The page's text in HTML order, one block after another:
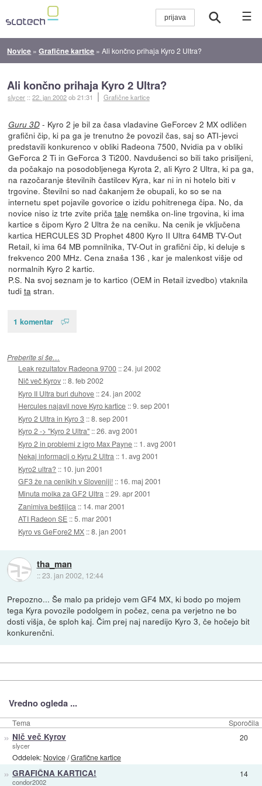
☰
Novice »Grafične kartice »Ali končno prihaja Kyro 2 Ultra?
Ali končno prihaja Kyro 2 Ultra?
slycer ::22. jan 2002ob 21:31 Grafične kartice
Guru 3D- Kyro 2 je bil za časa vladavine GeForcev 2 MX odličen
grafični čip, ki pa ga je trenutno že povozil čas, saj so ATI-jevci
predstavili konkurenco v obliki Radeona 7500, Nvidia pa v obliki
GeForca 2 Ti in GeForca 3 Ti200. Navdušenci so bili tako prisiljeni,
da počakajo na posodobljenega Kyrota 2, ali Kyro 2 Ultra, ki pa ga,
na razočaranje številnih častilcev Kyra, kar ni in ni hotelo biti v
trgovine. Številni so nad čakanjem že obupali, ko so se na
internetu spet pojavile govorice o izidu pohitrenega čipa. No, da
novice niso iz trte zvite priča tale nemška on-line trgovina, ki ima
kartice s čipom Kyro 2 Ultra že na ceniku. Na cenik je vključena
kartica HERCULES 3D Prophet 4800 Kyro II Ultra 64MB TV-Out
Retail, ki ima 64 MB pomnilnika, TV-Out in grafični čip, ki deluje s
frekvenco 200 MHz. Cena znaša 136 , kar je malenkost višje od
normalnih Kyro 2 kartic.
P.S. Na svoj seznam je to kartico (OEM in Retail izvedbo) vtaknila
tudi ta stran.
1 komentar
Preberite si še…
Leak rezultatov Radeona 9700 ::24. jul 2002
Nič več Kyrov ::8. feb 2002
Kyro II Ultra buri duhove ::24. jan 2002
Hercules najavil nove Kyro kartice ::9. sep 2001
Kyro 2 Ultra in Kyro 3 ::8. sep 2001
Kyro 2 -> "Kyro 2 Ultra" ::26. avg 2001
Kyro 2 in problemi z igro Max Payne :: 1. avg 2001
Nekaj informacij o Kyru 2 Ultra :: 1. avg 2001
Kyro2 ultra? :: 10. jun 2001
GF3 že na cenikih v Sloveniji! :: 16. maj 2001
Minuta molka za GF2 Ultra ::29. apr 2001
Zanimiva beštijica :: 14. mar 2001
ATI Radeon SE ::5. mar 2001
Kyro vs GeFore2 MX ::8. jan 2001
tha_man
::23. jan 2002, 12:44
Prepozno... Še malo pa pridejo vem GF4 MX, ki bodo po mojem
tega Kyra povozile podolgem in počez, cena pa verjetno ne bo
dosti višja, če sploh kaj. Čim prej naj naredijo Kyro 3, če hočejo bit
konkurenčni.
Vredno ogleda ...
Tema Sporočila
» Nič več Kyrov
slycer
Oddelek: Novice/Grafične kartice
20
» GRAFIČNA KARTICA!
condor2002
14